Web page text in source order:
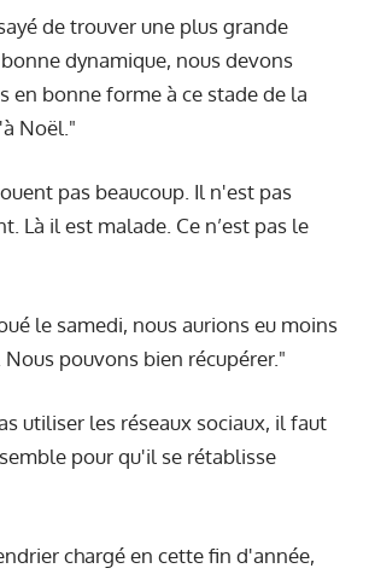
de trouver une plus grande
dynamique, nous devons
en bonne forme à ce stade de la
Noël."
pas beaucoup. Il n'est pas
Là il est malade. Ce n’est pas le
le samedi, nous aurions eu moins
pouvons bien récupérer."
utiliser les réseaux sociaux, il faut
pour qu'il se rétablisse
chargé en cette fin d'année,